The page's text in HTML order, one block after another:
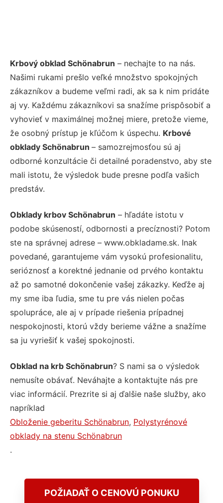
Krbový obklad Schönabrun – nechajte to na nás.
Našimi rukami prešlo veľké množstvo spokojných
zákazníkov a budeme veľmi radi, ak sa k nim pridáte
aj vy. Každému zákazníkovi sa snažíme prispôsobiť a
vyhovieť v maximálnej možnej miere, pretože vieme,
že osobný prístup je kľúčom k úspechu. Krbové
obklady Schönabrun – samozrejmosťou sú aj
odborné konzultácie či detailné poradenstvo, aby ste
mali istotu, že výsledok bude presne podľa vašich
predstáv.
Obklady krbov Schönabrun – hľadáte istotu v
podobe skúseností, odbornosti a precíznosti? Potom
ste na správnej adrese – www.obkladame.sk. Inak
povedané, garantujeme vám vysokú profesionalitu,
serióznosť a korektné jednanie od prvého kontaktu
až po samotné dokončenie vašej zákazky. Keďže aj
my sme iba ľudia, sme tu pre vás nielen počas
spolupráce, ale aj v prípade riešenia prípadnej
nespokojnosti, ktorú vždy berieme vážne a snažíme
sa ju vyriešiť k vašej spokojnosti.
Obklad na krb Schönabrun? S nami sa o výsledok
nemusíte obávať. Neváhajte a kontaktujte nás pre
viac informácií. Prezrite si aj ďalšie naše služby, ako
napríklad
Obloženie geberitu Schönabrun, Polystyrénové
obklady na stenu Schönabrun
.
POŽIADAŤ O CENOVÚ PONUKU